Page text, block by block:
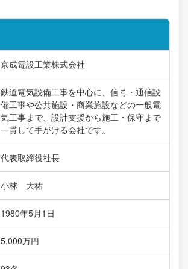
京成電設工業株式会社
鉄道電気設備工事を中心に、信号・通信設
備工事や公共施設・商業施設などの一般電
気工事まで、設計支援から施工・保守まで
一貫して手がける会社です。
代表取締役社長
小林 大祐
1980年5月1日
5,000万円